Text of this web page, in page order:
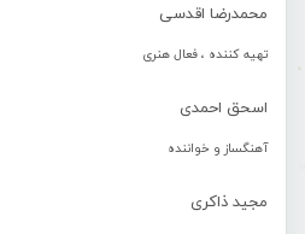
محمدرضا اقدسی
تهیه کننده ، فعال هنری
اسحق احمدی
آهنگساز و خواننده
مجید ذاکری